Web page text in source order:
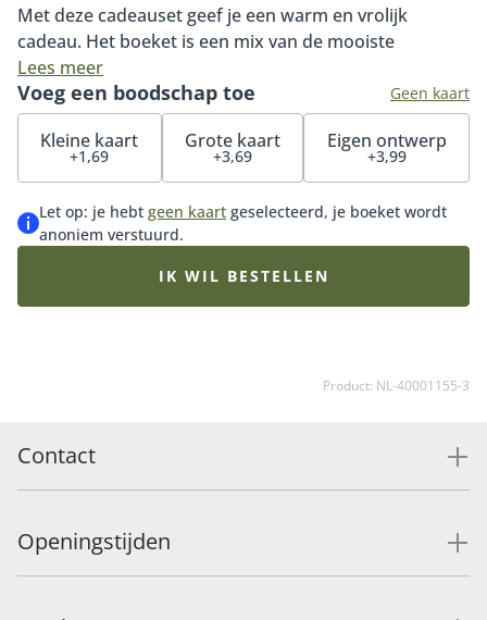
Met deze cadeauset geef je een warm en vrolijk
cadeau. Het boeket is een mix van de mooiste
seizoensbloemen in uiteenlopende kleuren. Perfect
om iemand te bedanken, te feliciteren of gewoon
zomaar te verrassen. Het boeket tovert gegarandeerd
een glimlach op het gezicht van de ontvanger. In
een rijke, elegante bloemengeur met zachte
houttonen en de frisheid van groene bladeren.
Geurkaars Botanical Flowershop laat je lang genieten
van de warme, natuurlijke geur van verse bloemen in
Lees meer
Voeg een boodschap toe Geen kaart
Kleine kaart
+1,69
Grote kaart
+3,69
Eigen ontwerp
+3,99
Let op: je hebt geen kaart geselecteerd, je boeket wordt
anoniem verstuurd.
IK WIL BESTELLEN
Product: NL-40001155-3
Contact
Openingstijden